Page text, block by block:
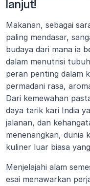
lanjut!
Makanan, sebagai
paling mendasar,
budaya dari mana ia
dalam menutrisi
peran penting dalam
permadani rasa,
Dari kemewahan
daya tarik kari India
jalanan, dan
menenangkan, dunia
kuliner luar biasa
Menjelajahi alam
esai menawarkan